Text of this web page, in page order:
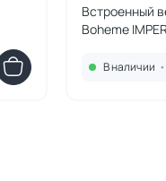
Встроенный
Boheme
В наличии •